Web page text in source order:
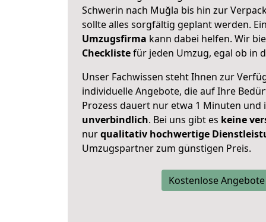
Schwerin nach Muğla bis hin zur
sollte alles sorgfältig geplant werden.
Umzugsfirma kann dabei helfen. Wir
Checklistefür jeden Umzug, egal ob in
Unser Fachwissen steht Ihnen zur
individuelle Angebote, die auf Ihre
Prozess dauert nur etwa 1 Minuten und
unverbindlich. Bei uns gibt es keine
nurqualitativ hochwertige
Umzugspartner zum günstigen Preis.
Kostenlose